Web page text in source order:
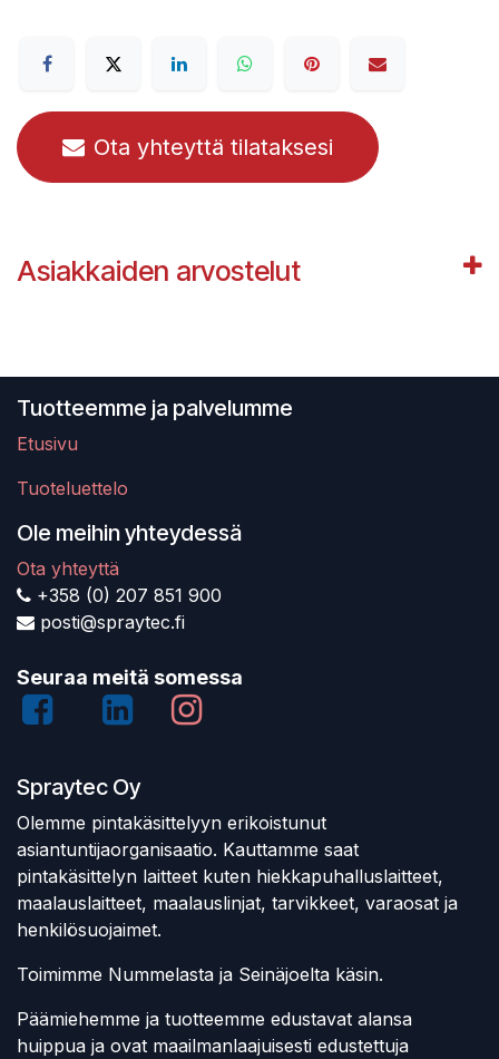
Ota yhteyttä tilataksesi
Asiakkaiden arvostelut
Tuotteemme ja palvelumme
Etusivu
Tuoteluettelo
Ole meihin yhteydessä
Ota yhteyttä
+358 (0) 207 851 900
posti@spraytec.fi
Seuraa meitä somessa
Spraytec Oy
Olemme pintakäsittelyyn erikoistunut
asiantuntijaorganisaatio. Kauttamme saat
pintakäsittelyn laitteet kuten hiekkapuhalluslaitteet,
maalauslaitteet, maalauslinjat, tarvikkeet, varaosat ja
henkilösuojaimet.
Toimimme Nummelasta ja Seinäjoelta käsin.
Päämiehemme ja tuotteemme edustavat alansa
huippua ja ovat maailmanlaajuisesti edustettuja